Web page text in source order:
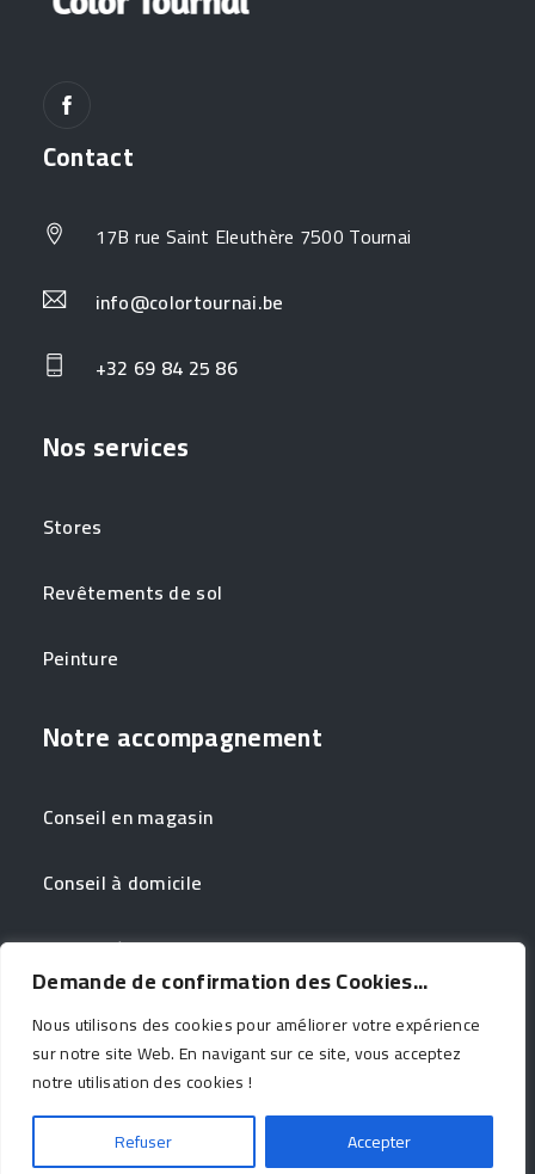
Demande de confirmation des Cookies...
Nous utilisons des cookies pour améliorer votre expérience
sur notre site Web. En navigant sur ce site, vous acceptez
notre utilisation des cookies !
Refuser
Accepter
Contact
17B rue Saint Eleuthère 7500 Tournai
info@colortournai.be
+32 69 84 25 86
Nos services
Stores
Revêtements de sol
Peinture
Notre accompagnement
Conseil en magasin
Conseil à domicile
Couleur à domicile
© 2023 - Tous droits réservés. Création par WAPIX.be